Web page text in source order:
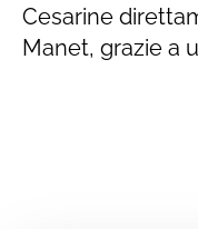
Cesarine
Manet, grazie a